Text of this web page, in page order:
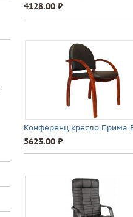
4128.00 ⃏
Конференц кресло Прима
5623.00 ⃏